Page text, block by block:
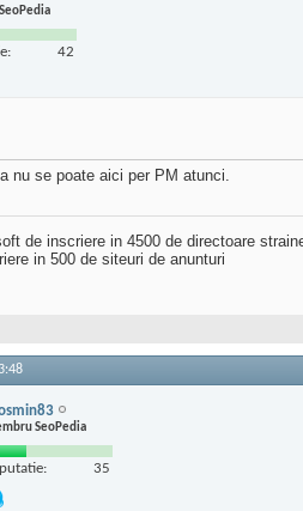
42
nu se poate aici per PM atunci.
de inscriere in 4500 de directoare
in 500 de siteuri de anunturi
SeoPedia
35